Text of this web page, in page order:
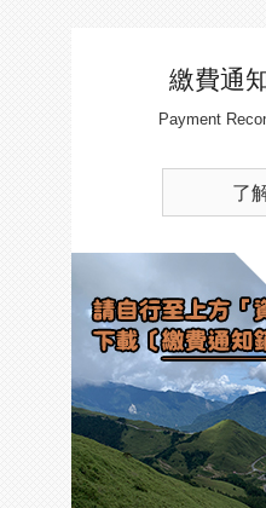
繳費通
Payment
了